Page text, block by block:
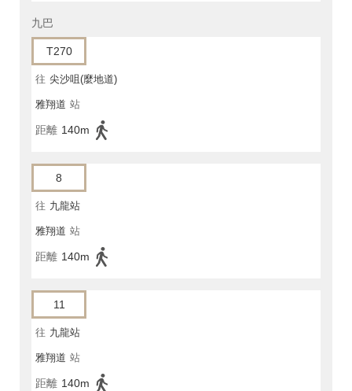
九巴
T270
往 尖沙咀(麼地道)
雅翔道 站
距離 140m
8
往 九龍站
雅翔道 站
距離 140m
11
往 九龍站
雅翔道 站
距離 140m